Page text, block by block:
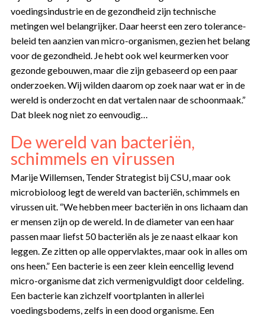
voedingsindustrie en de gezondheid zijn technische
metingen wel belangrijker. Daar heerst een zero tolerance-
beleid ten aanzien van micro-organismen, gezien het belang
voor de gezondheid. Je hebt ook wel keurmerken voor
gezonde gebouwen, maar die zijn gebaseerd op een paar
onderzoeken. Wij wilden daarom op zoek naar wat er in de
wereld is onderzocht en dat vertalen naar de schoonmaak.”
Dat bleek nog niet zo eenvoudig…
De wereld van bacteriën,
schimmels en virussen
Marije Willemsen, Tender Strategist bij CSU, maar ook
microbioloog legt de wereld van bacteriën, schimmels en
virussen uit. “We hebben meer bacteriën in ons lichaam dan
er mensen zijn op de wereld. In de diameter van een haar
passen maar liefst 50 bacteriën als je ze naast elkaar kon
leggen. Ze zitten op alle oppervlaktes, maar ook in alles om
ons heen.” Een bacterie is een zeer klein eencellig levend
micro-organisme dat zich vermenigvuldigt door celdeling.
Een bacterie kan zichzelf voortplanten in allerlei
voedingsbodems, zelfs in een dood organisme. Een